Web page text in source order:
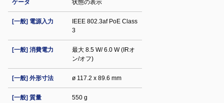
ケータ 状態の表示
[一般] 電源入力
IEEE 802.3af PoE Class
3
[一般] 消費電力
最大 8.5 W/ 6.0 W (IRオ
ン/オフ)
[一般] 外形寸法 ø 117.2 x 89.6 mm
[一般] 質量 550 g